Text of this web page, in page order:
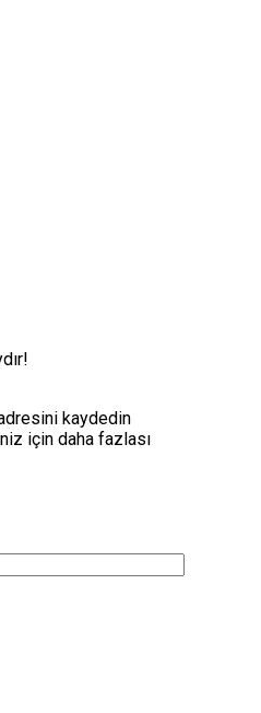
kaydedin
için daha fazlası